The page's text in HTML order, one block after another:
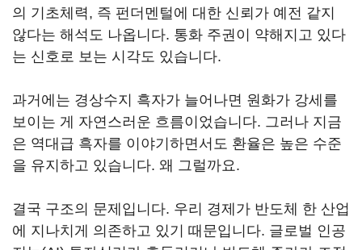
의 기초체력, 즉 펀더멘털에 대한 신뢰가 예전 같지
않다는 해석도 나옵니다. 통화 주권이 약해지고 있다
는 신호로 보는 시각도 있습니다.
과거에는 경상수지 흑자가 늘어나면 원화가 강세를
보이는 게 자연스러운 흐름이었습니다. 그러나 지금
은 역대급 흑자를 이야기하면서도 환율은 높은 수준
을 유지하고 있습니다. 왜 그럴까요.
결국 구조의 문제입니다. 우리 경제가 반도체 한 산업
에 지나치게 의존하고 있기 때문입니다. 글로벌 인공